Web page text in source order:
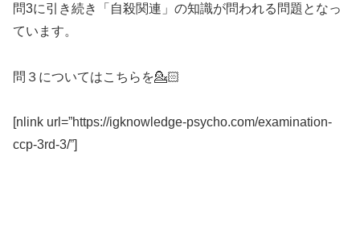
問3に引き続き「自殺関連」の知識が問われる問題となっ
ています。
問３についてはこちらを💁🏻
[nlink url=”https://igknowledge-psycho.com/examination-
ccp-3rd-3/”]